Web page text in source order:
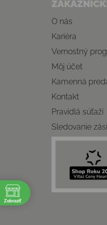
O nás
Kariéra
Vernostný
Môj účet
Kamenná
Kontakt
Pravidlá súťaží
Sledovanie
Zobraziť